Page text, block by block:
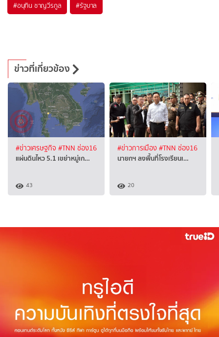
#อนุทิน ชาญวีรกูล #รัฐบาล
ข่าวที่เกี่ยวข้อง
#ข่าวเศรษฐกิจ #TNN ช่อง16
แผ่นดินไหว 5.1 เขย่าหมู่เก…
43
#ข่าวการเมือง#TNN ช่อง16
นายกฯ ลงพื้นที่โรงเรียนเ…
20